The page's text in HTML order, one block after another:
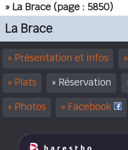
» La Brace (page : 5850)
La Brace
Présentation et infos
Plats
Réservation
Photos
Facebook